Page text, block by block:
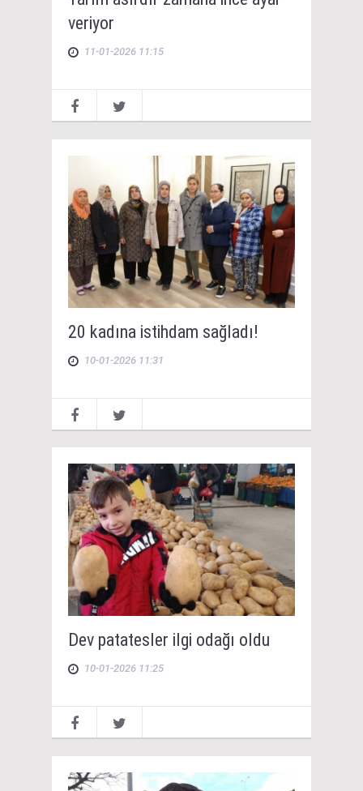
veriyor
11-01-2026 11:15
20 kadına istihdam sağladı!
10-01-2026 11:31
Dev patatesler ilgi odağı oldu
10-01-2026 11:25